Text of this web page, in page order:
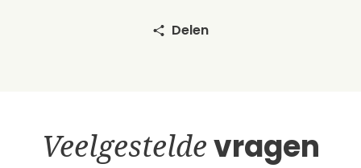
Delen
Veelgesteldevragen